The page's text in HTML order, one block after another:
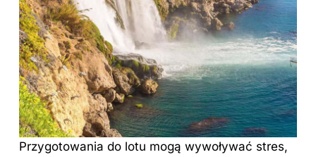
Przygotowania do lotu mogą wywoływać stres,